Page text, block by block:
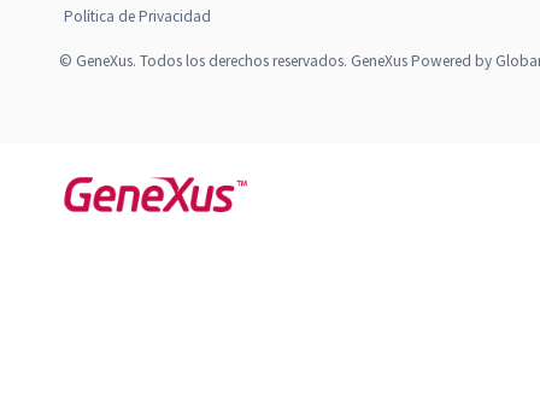
Política de Privacidad
© GeneXus. Todos los derechos reservados. GeneXus Powered by